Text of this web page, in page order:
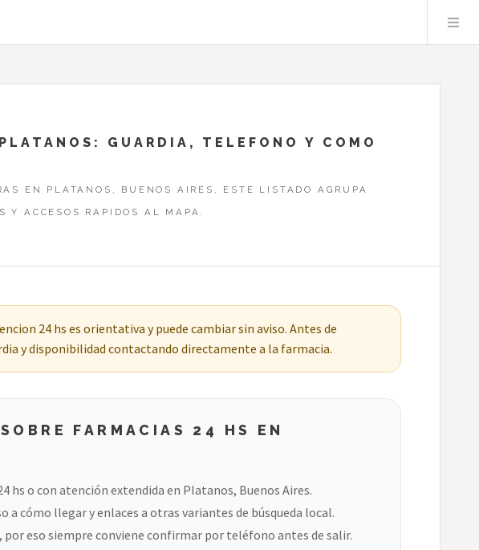
GUARDIA, TELEFONO Y COMO
EN PLATANOS, BUENOS AIRES, ESTE LISTADO AGRUPA
Y ACCESOS RAPIDOS AL MAPA.
24 hs es orientativa y puede cambiar sin aviso. Antes de
y disponibilidad contactando directamente a la farmacia.
FARMACIAS 24 HS EN
hs o con atención extendida en Platanos, Buenos Aires.
a cómo llegar y enlaces a otras variantes de búsqueda local.
por eso siempre conviene confirmar por teléfono antes de salir.